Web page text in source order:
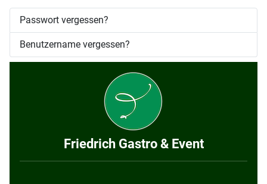
Passwort vergessen?
Benutzername vergessen?
Friedrich Gastro & Event